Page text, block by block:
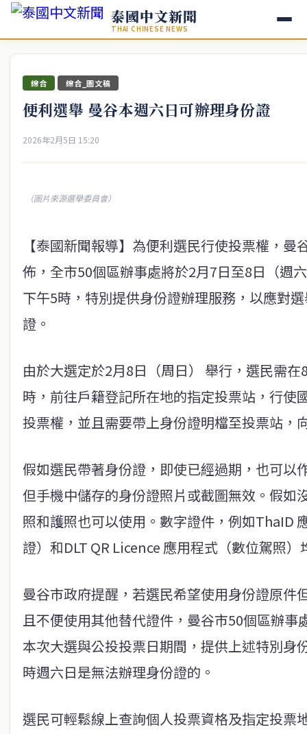
泰國中文新聞
THAI CHINESE NEWS
綜合 綜合_圖文稿
便利選舉 曼谷本週六日可辦理身份證
2026年2月5日 15:20
（圖片來源選舉委員會）
【泰國新聞報導】為便利選民行使投票權，曼
佈，全市50個區辦事處將於2月7日至8日（週
下午5時，特別提供身份證辦理服務，以應對
證。
由於大選定於2月8日（周日） 舉行，選民需
時，前往戶籍登記所在地的指定投票站，行使
投票權，並且需要帶上身份證明檔至投票站，
假如選民帶著身份證，即使已經過期，也可以
但手機中儲存的身份證照片或截圖無效。假如
照和護照也可以使用。數字證件，例如ThaID
證）和DLT QR Licence 應用程式（數位駕照）
曼谷市政府提醒，若選民希望使用身份證原件
且不便使用其他替代證件，曼谷市50個區辦事
本次大選與公投投票日期間，提供上述特別身
時週六日是無法辦理身份證的。
選民可輕鬆線上查詢個人投票資格及指定投票